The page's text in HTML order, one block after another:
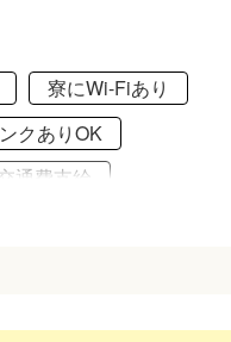
寮にWi-Fiあり
クありOK
通費支給